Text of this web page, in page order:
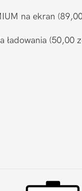
na ekran
ładowania (50,00